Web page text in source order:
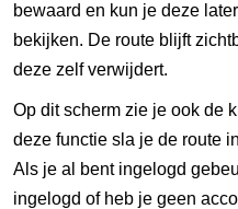
bewaard en kun je deze
bekijken. De route blijft
deze zelf verwijdert.
Op dit scherm zie je ook de
deze functie sla je de route
Als je al bent ingelogd
ingelogd of heb je geen